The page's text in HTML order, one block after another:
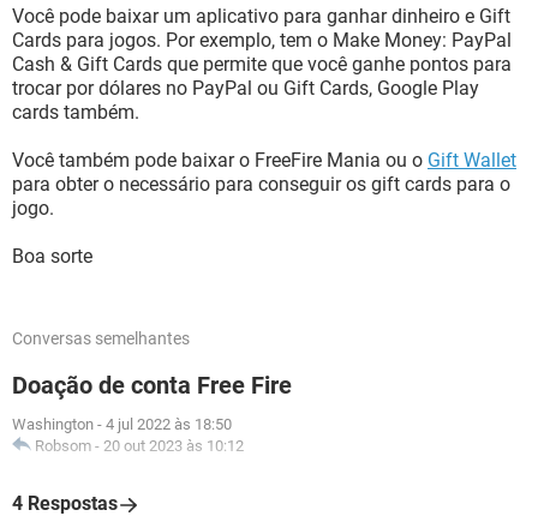
Você pode baixar um aplicativo para ganhar dinheiro e Gift
Cards para jogos. Por exemplo, tem o Make Money: PayPal
Cash & Gift Cards que permite que você ganhe pontos para
trocar por dólares no PayPal ou Gift Cards, Google Play
cards também.
Você também pode baixar o FreeFire Mania ou o Gift Wallet
para obter o necessário para conseguir os gift cards para o
jogo.
Boa sorte
Conversas semelhantes
Doação de conta Free Fire
Washington - 4 jul 2022 às 18:50
Robsom - 20 out 2023 às 10:12
4 Respostas